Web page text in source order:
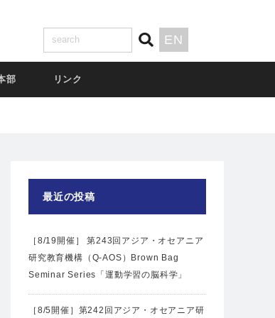
EN
部 リンク
最近の投稿
［8/19開催］ 第243回アジア・オセアニア
研究教育機構（Q-AOS）Brown Bag
Seminar Series「運動学習の脳科学」
［8/5開催］第242回アジア・オセアニア研